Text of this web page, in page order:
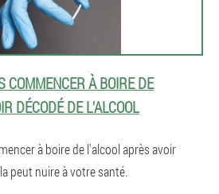
COMMENCER À BOIRE DE
DÉCODÉ DE L'ALCOOL
à boire de l'alcool après avoir
peut nuire à votre santé.